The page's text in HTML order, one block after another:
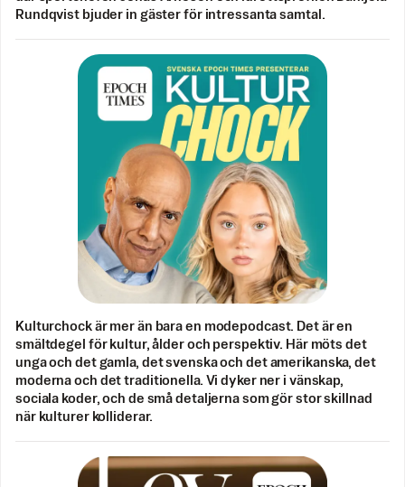
Rundqvist bjuder in gäster för intressanta samtal.
Kulturchock är mer än bara en modepodcast. Det är en
smältdegel för kultur, ålder och perspektiv. Här möts det
unga och det gamla, det svenska och det amerikanska, det
moderna och det traditionella. Vi dyker ner i vänskap,
sociala koder, och de små detaljerna som gör stor skillnad
när kulturer kolliderar.